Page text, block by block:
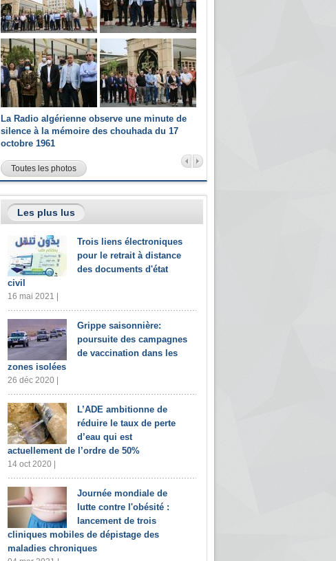
La Radio algérienne observe une minute de
silence à la mémoire des chouhada du 17
octobre 1961
Toutes les photos
Les plus lus
Trois liens électroniques
pour le retrait à distance
des documents d'état
civil
16 mai 2021 |
Grippe saisonnière:
poursuite des campagnes
de vaccination dans les
zones isolées
26 déc 2020 |
L’ADE ambitionne de
réduire le taux de perte
d’eau qui est
actuellement de l’ordre de 50%
14 oct 2020 |
Journée mondiale de
lutte contre l'obésité :
lancement de trois
cliniques mobiles de dépistage des
maladies chroniques